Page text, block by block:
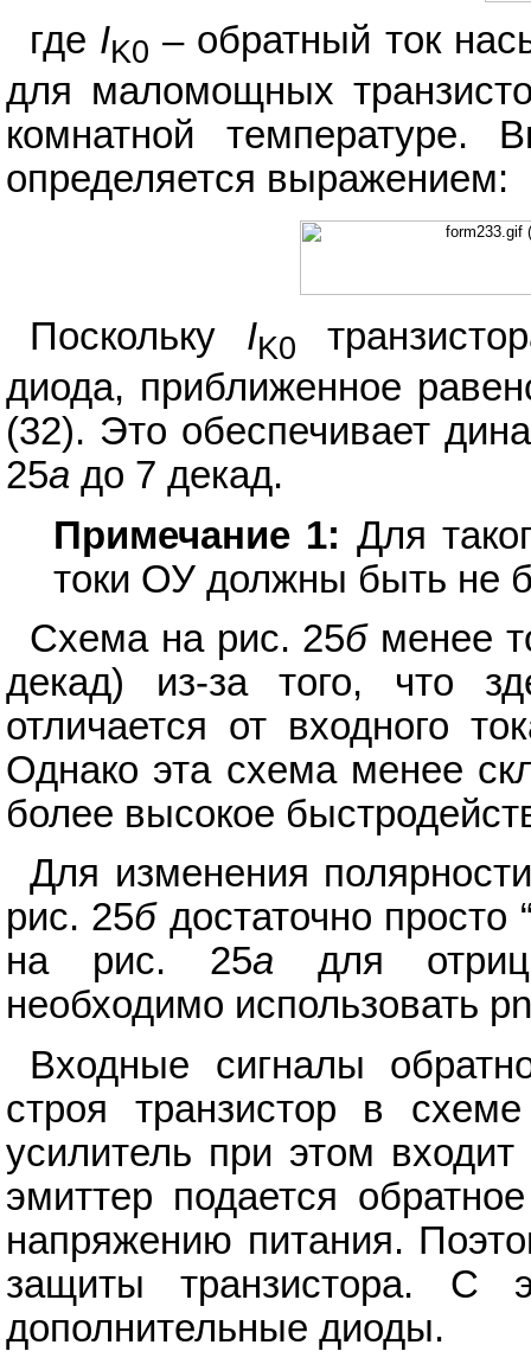
где IK0 – обратный ток
для маломощных
комнатной температуре.
определяется выражением:
Поскольку IK0
диода, приближенное
(32). Это обеспечивает
25а до 7 декад.
Примечание 1: Для
токи ОУ должны быть не
Схема на рис. 25бменее
декад) из-за того, что
отличается от входного
Однако эта схема менее
более высокое
Для изменения
рис. 25бдостаточно просто
на рис. 25адля
необходимо использовать
Входные сигналы
строя транзистор в
усилитель при этом
эмиттер подается
напряжению питания.
защиты транзистора. С
дополнительные диоды.